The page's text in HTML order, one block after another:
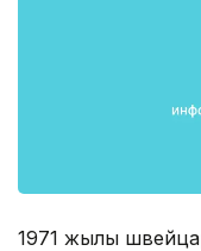
1971 жылы